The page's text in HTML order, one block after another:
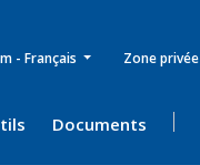
- Français Zone privée
Documents